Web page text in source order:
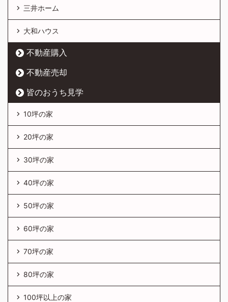
三井ホーム
大和ハウス
不動産購入
不動産売却
皆のおうち見学
10坪の家
20坪の家
30坪の家
40坪の家
50坪の家
60坪の家
70坪の家
80坪の家
100坪以上の家